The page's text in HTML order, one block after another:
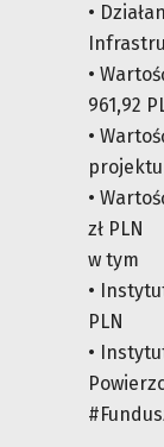
•
•
961,92
•
projektu
•
zł PLN
w tym
•
PLN
•